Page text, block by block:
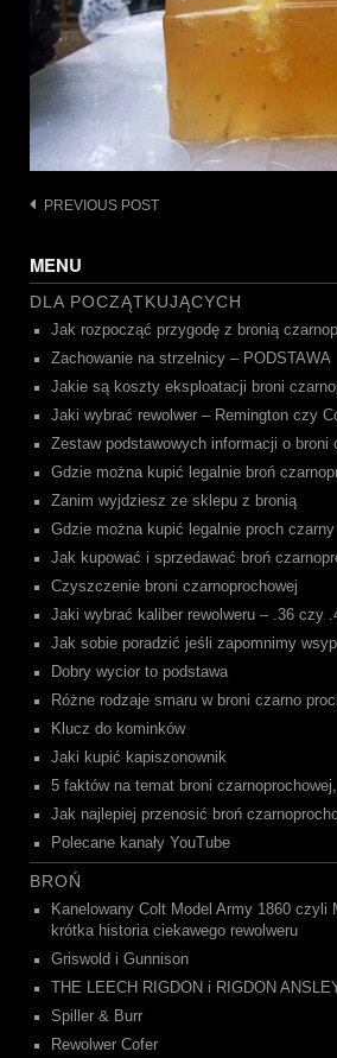
Post
PREVIOUS POST
MENU
DLA POCZĄTKUJĄCYCH
Jak rozpocząć przygodę z bronią
Zachowanie na strzelnicy – PODSTAWA
Jakie są koszty eksploatacji broni
Jaki wybrać rewolwer – Remington czy
Zestaw podstawowych informacji o broni
Gdzie można kupić legalnie broń
Zanim wyjdziesz ze sklepu z bronią
Gdzie można kupić legalnie proch czarny
Jak kupować i sprzedawać broń
Czyszczenie broni czarnoprochowej
Jaki wybrać kaliber rewolweru – .36 czy
Jak sobie poradzić jeśli zapomnimy
Dobry wycior to podstawa
Różne rodzaje smaru w broni czarno
Klucz do kominków
Jaki kupić kapiszonownik
5 faktów na temat broni
Jak najlepiej przenosić broń
Polecane kanały YouTube
BROŃ
Kanelowany Colt Model Army 1860 czyli
krótka historia ciekawego rewolweru
Griswold i Gunnison
THE LEECH RIGDON i RIGDON
Spiller & Burr
Rewolwer Cofer